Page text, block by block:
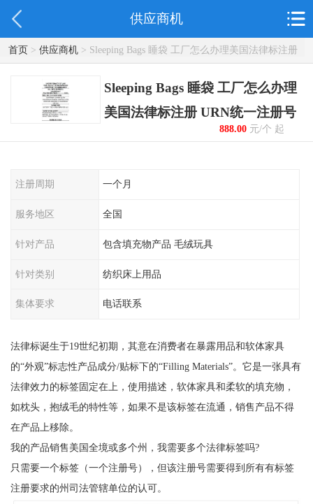
供应商机
首页> 供应商机> Sleeping Bags 睡袋 工厂怎么办理美国法律标注册
URN统一注册号
Sleeping Bags 睡袋 工厂怎么办理
美国法律标注册 URN统一注册号
888.00元/个 起
注册周期 一个月
服务地区 全国
针对产品 包含填充物产品 毛绒玩具
针对类别 纺织床上用品
集体要求 电话联系
法律标诞生于19世纪初期，其意在消费者在暴露用品和软体家具
的“外观”标志性产品成分/贴标下的“Filling Materials”。它是一张具有
法律效力的标签固定在上，使用描述，软体家具和柔软的填充物，
如枕头，抱绒毛的特性等，如果不是该标签在流通，销售产品不得
在产品上移除。
我的产品销售美国全境或多个州，我需要多个法律标签吗?
只需要一个标签（一个注册号），但该注册号需要得到所有有标签
注册要求的州司法管辖单位的认可。